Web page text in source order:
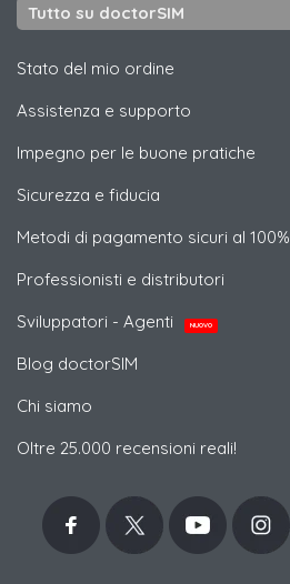
Tutto su doctorSIM
Stato del mio ordine
Assistenza e supporto
Impegno per le buone pratiche
Sicurezza e fiducia
Metodi di pagamento sicuri al 100%
Professionisti e distributori
Sviluppatori - Agenti
NUOVO
Blog doctorSIM
Chi siamo
Oltre 25.000 recensioni reali!